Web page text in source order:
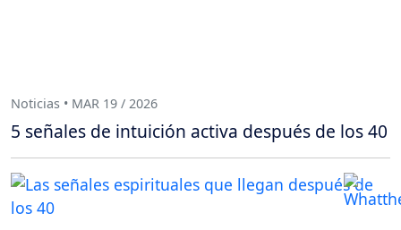
Noticias • MAR 19 / 2026
5 señales de intuición activa después de los 40